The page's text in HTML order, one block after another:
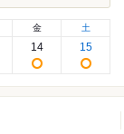
金
14
土
15